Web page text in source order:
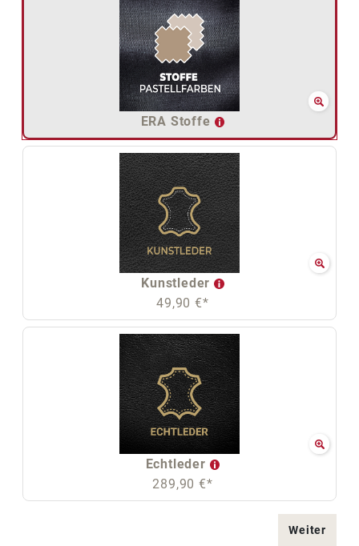
ERA Stoffe
Kunstleder
49,90 €*
Echtleder
289,90 €*
Weiter